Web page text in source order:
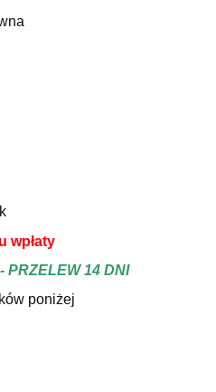
wpłaty
PRZELEW 14 DNI
poniżej